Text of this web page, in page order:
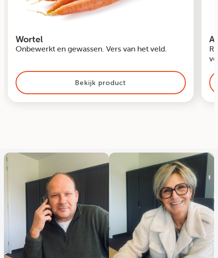
Wortel
Onbewerkt en gewassen. Vers van het veld.
Bekijk product